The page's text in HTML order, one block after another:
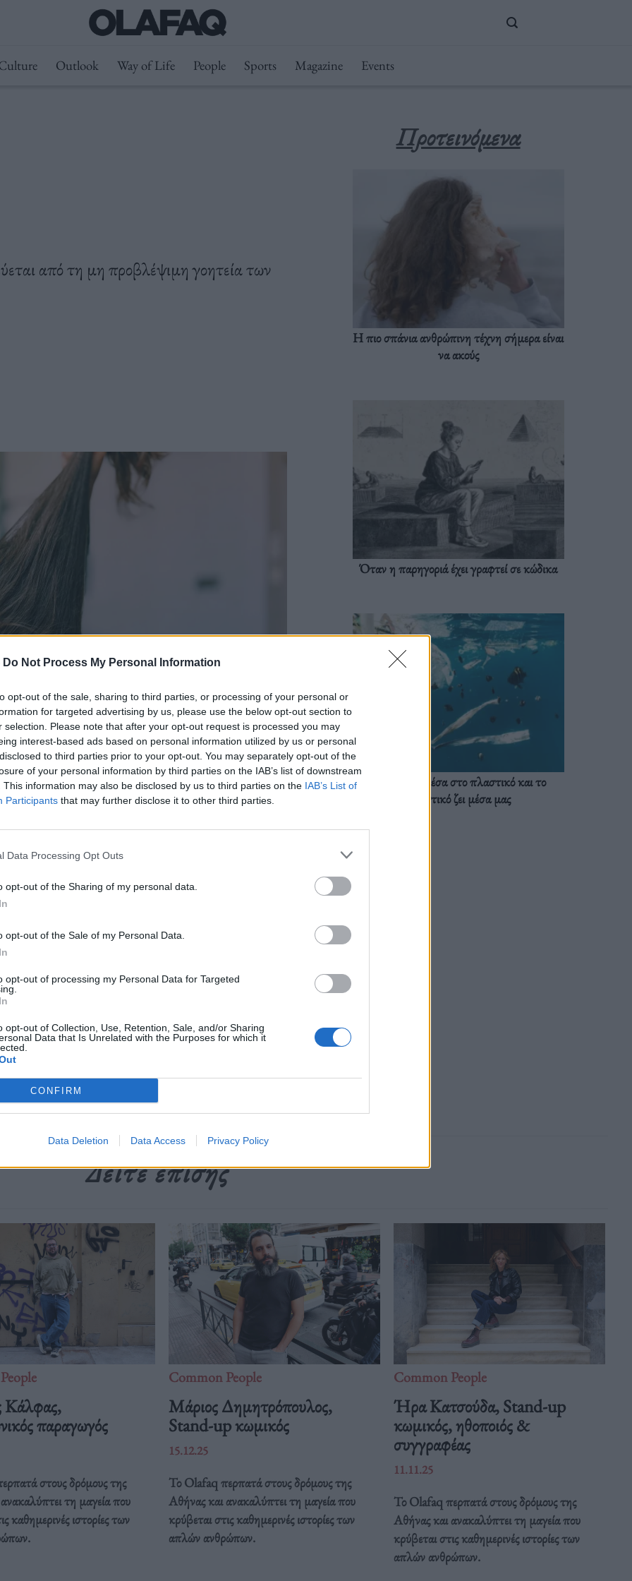
Do Not Process My Personal Information
opt-out of the sale, sharing to third parties, or processing of your personal or
for targeted advertising by us, please use the below opt-out section to
selection. Please note that after your opt-out request is processed you may
interest-based ads based on personal information utilized by us or personal
to third parties prior to your opt-out. You may separately opt-out of the
of your personal information by third parties on the IAB’s list of downstream
This information may also be disclosed by us to third parties on the IAB’s List of
Participants that may further disclose it to other third parties.
Data Processing Opt Outs
opt-out of the Sharing of my personal data.
opt-out of the Sale of my Personal Data.
opt-out of processing my Personal Data for Targeted
opt-out of Collection, Use, Retention, Sale, and/or Sharing
Data that Is Unrelated with the Purposes for which it
CONFIRM
Data Deletion Data Access Privacy Policy
Outlook Way of Life People Sports Magazine Events
από τη μη προβλέψιμη γοητεία των
από τη μη προβλέψιμη γοητεία
Photography
Προτεινόμενα
Η πιο σπάνια ανθρώπινη τέχνη σήμερα είναι
να ακούς
Όταν η παρηγοριά έχει γραφτεί σε κώδικα
Ζούμε ήδη μέσα στο πλαστικό και το
πλαστικό ζει μέσα μας
Δείτε επίσης
Κάλφας,
παραγωγός
στους δρόμους της
τη μαγεία που
καθημερινές ιστορίες των
Common People
Mάριος Δημητρόπουλος,
Stand-up κωμικός
15.12.25
Το Olafaq περπατά στους δρόμους της
Αθήνας και ανακαλύπτει τη μαγεία που
κρύβεται στις καθημερινές ιστορίες των
απλών ανθρώπων.
Common People
Ήρα Κατσούδα, Stand-up
κωμικός, ηθοποιός &
συγγραφέας
11.11.25
Το Olafaq περπατά στους δρόμους της
Αθήνας και ανακαλύπτει τη μαγεία που
κρύβεται στις καθημερινές ιστορίες των
απλών ανθρώπων.